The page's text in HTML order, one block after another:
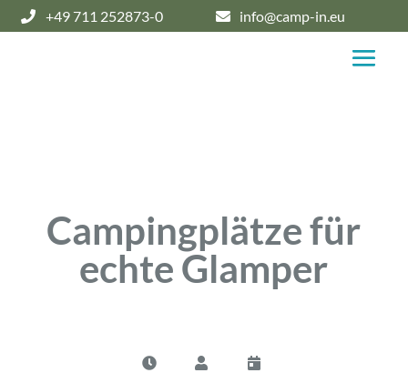
+49 711 252873-0 info@camp-in.eu
Campingplätze für
echte Glamper